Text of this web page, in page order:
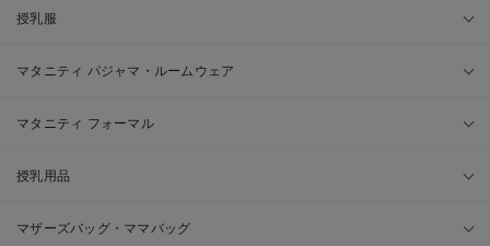
授乳服
マタニティ パジャマ・ルームウェア
マタニティ フォーマル
授乳用品
マザーズバッグ・ママバッグ